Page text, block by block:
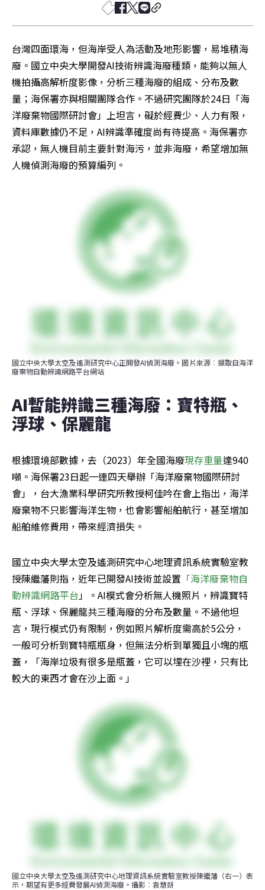
台灣四面環海，但海岸受人為活動及地形影響，易堆積海
廢。國立中央大學開發AI技術辨識海廢種類，能夠以無人
機拍攝高解析度影像，分析三種海廢的組成、分布及數
量；海保署亦與相關團隊合作。不過研究團隊於24日「海
洋廢棄物國際研討會」上坦言，礙於經費少、人力有限，
資料庫數據仍不足，AI辨識準確度尚有待提高。海保署亦
承認，無人機目前主要針對海污，並非海廢，希望增加無
人機偵測海廢的預算編列。
國立中央大學太空及遙測研究中心正開發AI偵測海廢。圖片來源︰擷取自海洋
廢棄物自動辨識網路平台網站
AI暫能辨識三種海廢：寶特瓶、
浮球、保麗龍
根據環境部數據，去（2023）年全國海廢現存重量達940
噸。海保署23日起一連四天舉辦「海洋廢棄物國際研討
會」，台大漁業科學研究所教授柯佳吟在會上指出，海洋
廢棄物不只影響海洋生物，也會影響船舶航行，甚至增加
船舶維修費用，帶來經濟損失。
國立中央大學太空及遙測研究中心地理資訊系統實驗室教
授陳繼藩則指，近年已開發AI技術並設置 「海洋廢棄物自
動辨識網路平台」。AI模式會分析無人機照片，辨識寶特
瓶、浮球、保麗龍共三種海廢的分布及數量。不過他坦
言，現行模式仍有限制，例如照片解析度需高於5公分，
一般可分析到寶特瓶瓶身，但無法分析到單獨且小塊的瓶
蓋，「海岸垃圾有很多是瓶蓋，它可以埋在沙裡，只有比
較大的東西才會在沙上面。」
國立中央大學太空及遙測研究中心地理資訊系統實驗室教授陳繼藩（右一）表
示，期望有更多經費發展AI偵測海廢。攝影︰袁慧妍